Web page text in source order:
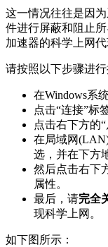
这一情况往往是因
件进行屏蔽和阻止
加速器的科学上网代
请按照以下步骤进行
在Windows系
点击“连接”标
点击右下方的
在局域网
选，并在下方
然后点击右下
属性。
最后，请完全
现科学上网。
如下图所示：